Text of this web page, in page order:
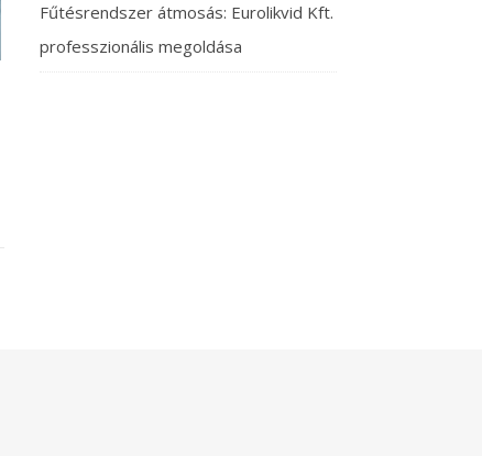
Fűtésrendszer átmosás: Eurolikvid Kft.
professzionális megoldása